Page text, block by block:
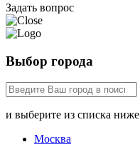
Задать вопрос
Выбор города
и выберите из списка ниже
Москва